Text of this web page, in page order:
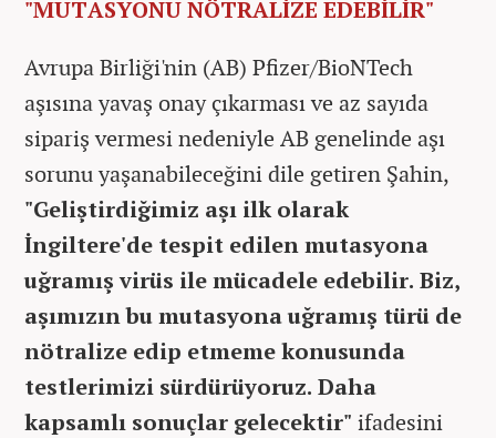
"MUTASYONU NÖTRALİZE EDEBİLİR"
Avrupa Birliği'nin (AB) Pfizer/BioNTech
aşısına yavaş onay çıkarması ve az sayıda
sipariş vermesi nedeniyle AB genelinde aşı
sorunu yaşanabileceğini dile getiren Şahin,
"Geliştirdiğimiz aşı ilk olarak
İngiltere'de tespit edilen mutasyona
uğramış virüs ile mücadele edebilir. Biz,
aşımızın bu mutasyona uğramış türü de
nötralize edip etmeme konusunda
testlerimizi sürdürüyoruz. Daha
kapsamlı sonuçlar gelecektir" ifadesini